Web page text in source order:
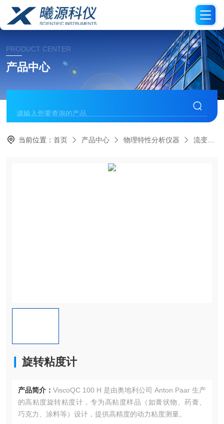
PRODUCT CENTER
产品中心
当前位置：首页 产品中心 物理特性分析仪器 流变仪/粘度计
旋转粘度计
产品简介： ViscoQC 100 H 是由奥地利公司 Anton Paar 生产
的高粘度旋转粘度计，专为高粘度样品（如膏状物、药膏、
巧克力、涂料等）设计，提供高精度的动力粘度测量。